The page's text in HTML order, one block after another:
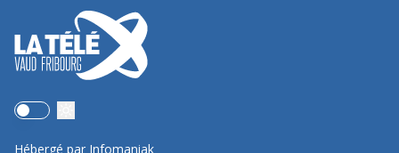
Use setting
Hébergé par Infomaniak